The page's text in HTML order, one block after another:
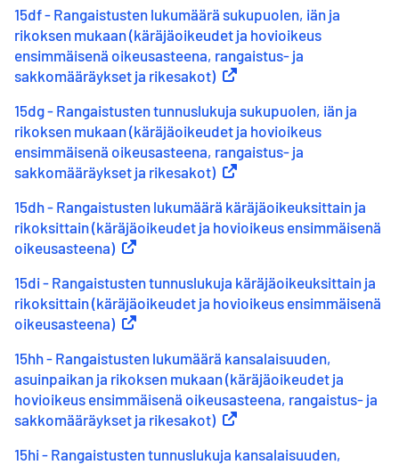
15df - Rangaistusten lukumäärä sukupuolen, iän ja
rikoksen mukaan (käräjäoikeudet ja hovioikeus
ensimmäisenä oikeusasteena, rangaistus- ja
sakkomääräykset ja rikesakot) Ulkoinen linkki
15dg - Rangaistusten tunnuslukuja sukupuolen, iän ja
rikoksen mukaan (käräjäoikeudet ja hovioikeus
ensimmäisenä oikeusasteena, rangaistus- ja
sakkomääräykset ja rikesakot) Ulkoinen linkki
15dh - Rangaistusten lukumäärä käräjäoikeuksittain ja
rikoksittain (käräjäoikeudet ja hovioikeus ensimmäisenä
oikeusasteena) Ulkoinen linkki
15di - Rangaistusten tunnuslukuja käräjäoikeuksittain ja
rikoksittain (käräjäoikeudet ja hovioikeus ensimmäisenä
oikeusasteena) Ulkoinen linkki
15hh - Rangaistusten lukumäärä kansalaisuuden,
asuinpaikan ja rikoksen mukaan (käräjäoikeudet ja
hovioikeus ensimmäisenä oikeusasteena, rangaistus- ja
sakkomääräykset ja rikesakot) Ulkoinen linkki
15hi - Rangaistusten tunnuslukuja kansalaisuuden,